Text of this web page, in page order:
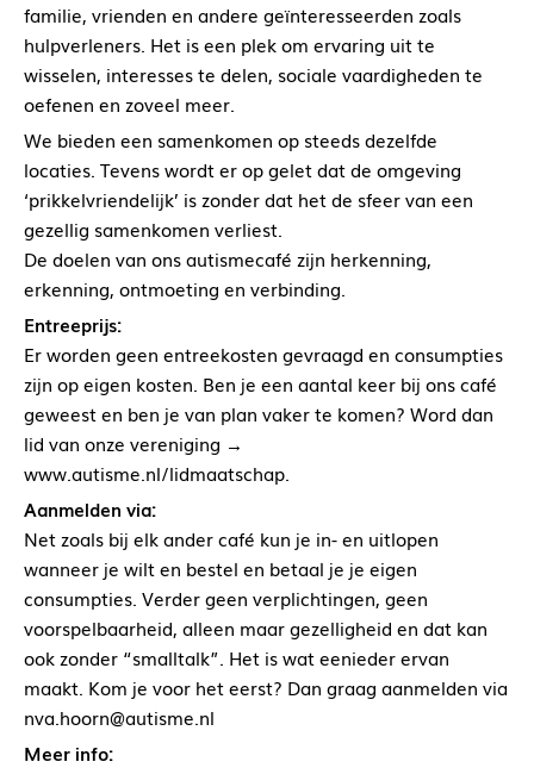
familie, vrienden en andere geïnteresseerden zoals
hulpverleners. Het is een plek om ervaring uit te
wisselen, interesses te delen, sociale vaardigheden te
oefenen en zoveel meer.
We bieden een samenkomen op steeds dezelfde
locaties. Tevens wordt er op gelet dat de omgeving
‘prikkelvriendelijk’ is zonder dat het de sfeer van een
gezellig samenkomen verliest.
De doelen van ons autismecafé zijn herkenning,
erkenning, ontmoeting en verbinding.
Entreeprijs:
Er worden geen entreekosten gevraagd en consumpties
zijn op eigen kosten. Ben je een aantal keer bij ons café
geweest en ben je van plan vaker te komen? Word dan
lid van onze vereniging →
www.autisme.nl/lidmaatschap.
Aanmelden via:
Net zoals bij elk ander café kun je in- en uitlopen
wanneer je wilt en bestel en betaal je je eigen
consumpties. Verder geen verplichtingen, geen
voorspelbaarheid, alleen maar gezelligheid en dat kan
ook zonder “smalltalk”. Het is wat eenieder ervan
maakt. Kom je voor het eerst? Dan graag aanmelden via
nva.hoorn@autisme.nl
Meer info: